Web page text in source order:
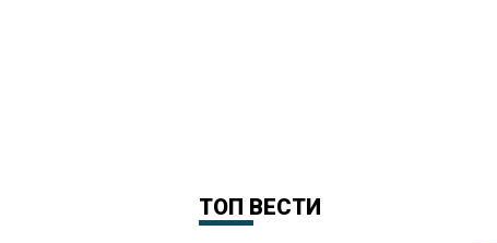
ТОП ВЕСТИ